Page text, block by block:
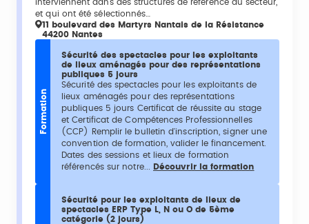
interviennent dans des structures de référence du secteur,
et qui ont été sélectionnés…
11 boulevard des Martyrs Nantais de la Résistance
44200 Nantes
Formation
Sécurité des spectacles pour les exploitants
de lieux aménagés pour des représentations
publiques 5 jours
Sécurité des spectacles pour les exploitants de
lieux aménagés pour des représentations
publiques 5 jours Certificat de réussite au stage
et Certificat de Compétences Professionnelles
(CCP) Remplir le bulletin d'inscription, signer une
convention de formation, valider le financement.
Dates des sessions et lieux de formation
référencés sur notre...
Découvrir la formation
Sécurité pour les exploitants de lieux de
spectacles ERP Type L, N ou O de 5ème
catégorie (2 jours)